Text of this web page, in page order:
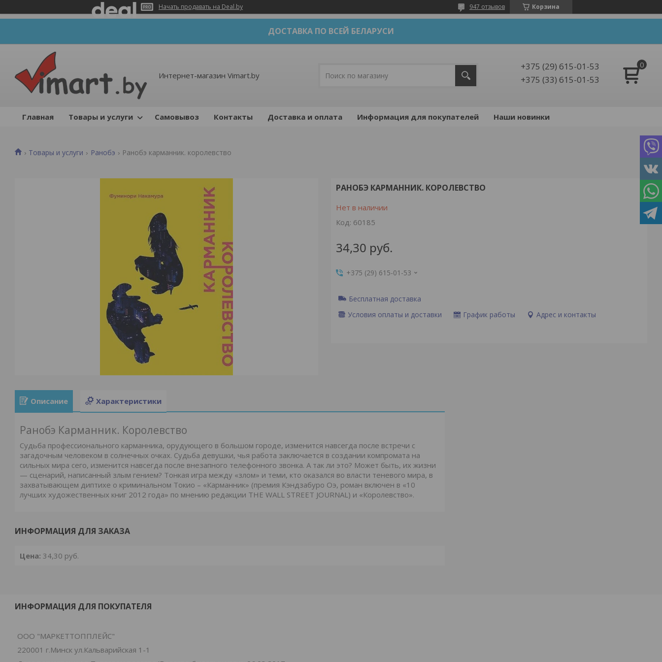
Начать продавать на Deal.by Корзина
947 отзывов
ДОСТАВКА ПО ВСЕЙ БЕЛАРУСИ
Интернет-магазин Vimart.by
+375 (29) 615-01-53
+375 (33) 615-01-53
Главная Товары и услуги Самовывоз Контакты Доставка и оплата Информация для покупателей Наши новинки
Товары и услуги Ранобэ Ранобэ карманник. королевство
РАНОБЭ КАРМАННИК. КОРОЛЕВСТВО
Нет в наличии
Код: 60185
34,30 руб.
+375 (29) 615-01-53
Бесплатная доставка
Условия оплаты и доставки
График работы Адрес и контакты
Описание Характеристики
Ранобэ Карманник. Королевство
Судьба профессионального карманника, орудующего в большом городе, изменится навсегда после встречи с
загадочным человеком в солнечных очках. Судьба девушки, чья работа заключается в создании компромата на
сильных мира сего, изменится навсегда после внезапного телефонного звонка. А так ли это? Может быть, их жизни
— сценарий, написанный злым гением? Тонкая игра между «злом» и теми, кто оказался во власти теневого мира, в
захватывающем диптихе о криминальном Токио – «Карманник» (премия Кэндзабуро Оэ, роман включен в «10
лучших художественных книг 2012 года» по мнению редакции THE WALL STREET JOURNAL) и «Королевство».
ИНФОРМАЦИЯ ДЛЯ ЗАКАЗА
Цена: 34,30 руб.
ИНФОРМАЦИЯ ДЛЯ ПОКУПАТЕЛЯ
ООО "МАРКЕТТОППЛЕЙС"
220001 г.Минск ул.Кальварийская 1-1